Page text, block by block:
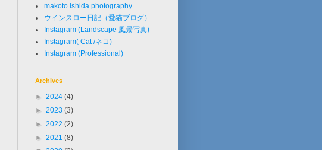
makoto ishida photography
ウインスロー日記（愛猫ブログ）
Instagram (Landscape 風景写真)
Instagram( Cat /ネコ)
Instagram (Professional)
Archives
► 2024 (4)
► 2023 (3)
► 2022 (2)
► 2021 (8)